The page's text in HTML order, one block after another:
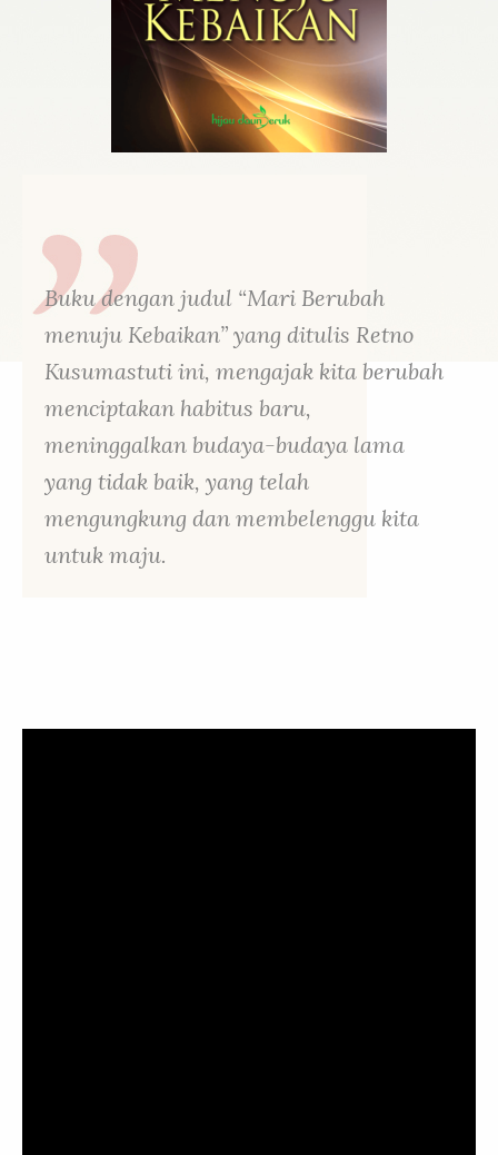
Buku dengan judul “Mari Berubah
menuju Kebaikan” yang ditulis Retno
Kusumastuti ini, mengajak kita berubah
menciptakan habitus baru,
meninggalkan budaya-budaya lama
yang tidak baik, yang telah
mengungkung dan membelenggu kita
untuk maju.